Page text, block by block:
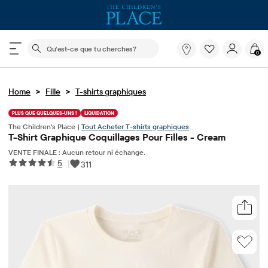
Le champ de recherche ci-dessous filtre les
Qu'est-
que
0
Home > Fille > T-shirts graphiques
PLUS QUE QUELQUES-UNS ! LIQUIDATION
The Children's Place | Tout Acheter T-shirts graphiques
T-Shirt Graphique Coquillages Pour Filles - Cream
VENTE FINALE : Aucun retour ni échange.
5 | 311